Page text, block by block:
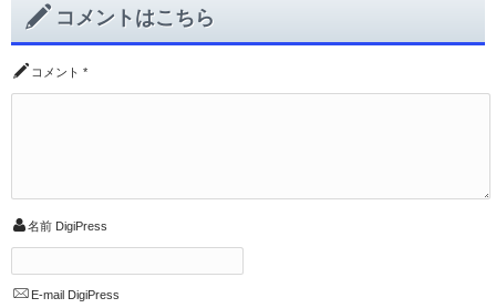
コメントはこちら
コメント *
名前 DigiPress
E-mail DigiPress